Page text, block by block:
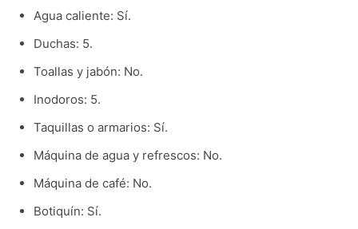
Agua caliente: Sí.
Duchas: 5.
Toallas y jabón: No.
Inodoros: 5.
Taquillas o armarios: Sí.
Máquina de agua y refrescos: No.
Máquina de café: No.
Botiquín: Sí.